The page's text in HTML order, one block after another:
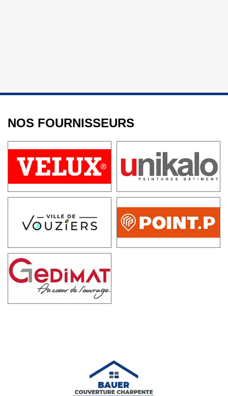
NOS FOURNISSEURS